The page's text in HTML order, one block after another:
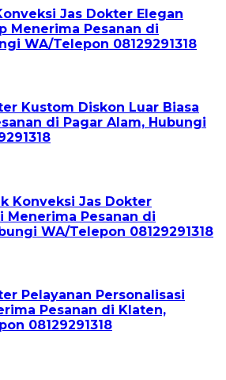
Jas Dokter Elegan
Menerima Pesanan di
WA/Telepon 08129291318
Kustom Diskon Luar Biasa
di Pagar Alam, Hubungi
Konveksi Jas Dokter
Menerima Pesanan di
WA/Telepon 08129291318
Pelayanan Personalisasi
Pesanan di Klaten,
08129291318